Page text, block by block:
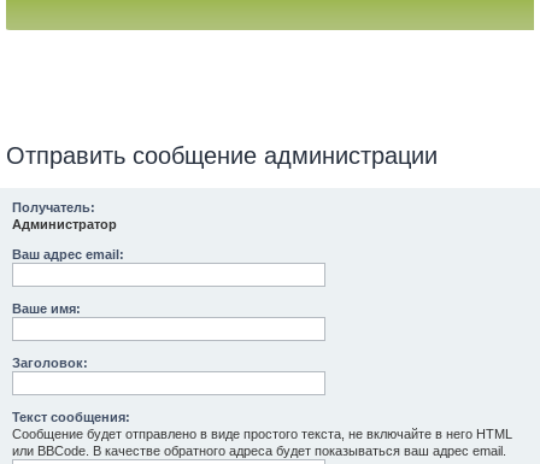
Отправить сообщение администрации
Получатель:
Администратор
Ваш адрес email:
Ваше имя:
Заголовок:
Текст сообщения:
Сообщение будет отправлено в виде простого текста, не включайте в него HTML
или BBCode. В качестве обратного адреса будет показываться ваш адрес email.